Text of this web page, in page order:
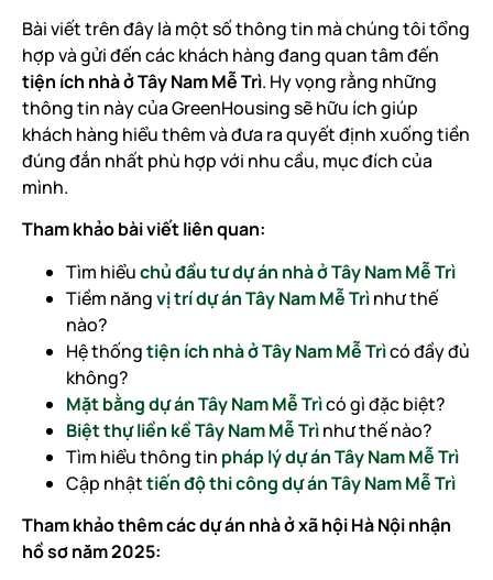
Bài viết trên đây là một số thông tin mà chúng tôi tổng
hợp và gửi đến các khách hàng đang quan tâm đến
tiện ích nhà ở Tây Nam Mễ Trì. Hy vọng rằng những
thông tin này của GreenHousing sẽ hữu ích giúp
khách hàng hiểu thêm và đưa ra quyết định xuống tiền
đúng đắn nhất phù hợp với nhu cầu, mục đích của
mình.
Tham khảo bài viết liên quan:
Tìm hiểuchủ đầu tư dự án nhà ở Tây Nam Mễ Trì
Tiềm năngvị trí dự án Tây Nam Mễ Trìnhư thế
nào?
Hệ thốngtiện ích nhà ở Tây Nam Mễ Trìcó đầy đủ
không?
Mặt bằng dự án Tây Nam Mễ Trìcó gì đặc biệt?
Biệt thự liền kề Tây Nam Mễ Trìnhư thế nào?
Tìm hiểu thông tin pháp lý dự án Tây Nam Mễ Trì
Cập nhậttiến độ thi công dự án Tây Nam Mễ Trì
Tham khảo thêm các dự án nhà ở xã hội Hà Nội nhận
hồ sơ năm 2025: